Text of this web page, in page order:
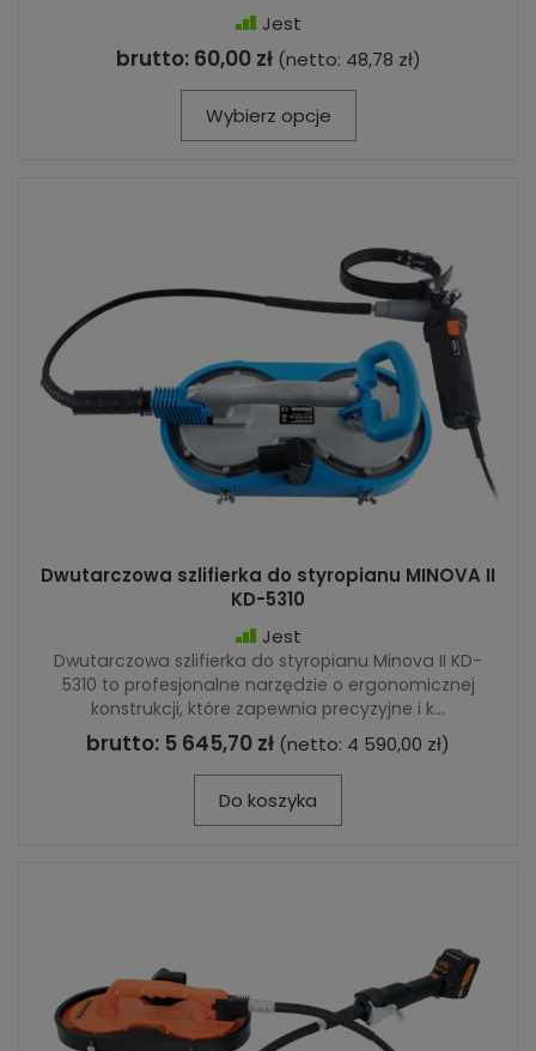
Jest
brutto: 60,00 zł (netto: 48,78 zł)
Wybierz opcje
Dwutarczowa szlifierka do styropianu MINOVA II
KD-5310
Jest
Dwutarczowa szlifierka do styropianu Minova II KD-
5310 to profesjonalne narzędzie o ergonomicznej
konstrukcji, które zapewnia precyzyjne i k...
brutto: 5 645,70 zł (netto: 4 590,00 zł)
Do koszyka